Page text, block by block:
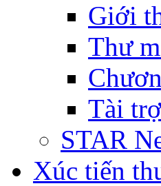
Giới
Thư
Tài trợ
STAR
Xúc tiến